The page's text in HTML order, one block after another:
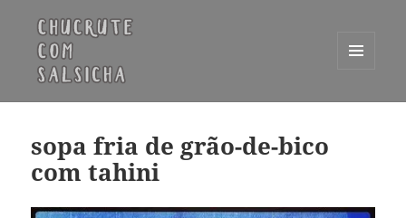
WIDGETS
sopa fria de grão-de-bico
com tahini